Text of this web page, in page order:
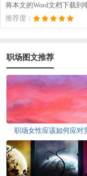
将本文的Word文档下载到
推荐度：
职场图文推荐
职场女性应该如何应对